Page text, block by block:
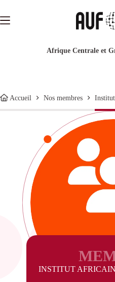
contenu
Afrique Centrale et
Accueil Nos membres
INSTITUT